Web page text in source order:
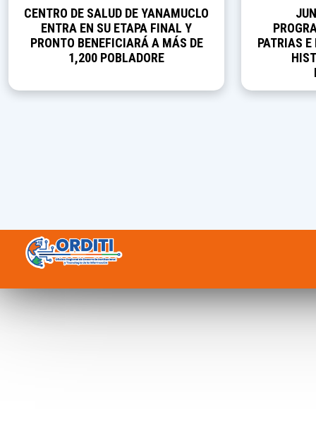
CENTRO DE SALUD DE YANAMUCLO
ENTRA EN SU ETAPA FINAL Y
PRONTO BENEFICIARÁ A MÁS DE
1,200 POBLADORE
PATRIAS